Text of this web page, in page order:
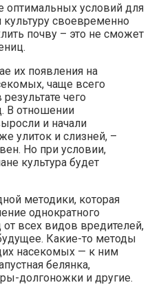
оптимальных условий для
культуру своевременно
почву – это не сможет
их появления на
чаще всего
чего
В отношении
и начали
улиток и слизней, –
Но при условии,
культура будет
методики, которая
однократного
всех видов вредителей,
Какие-то методы
насекомых — к ним
белянка,
долгоножки и другие.